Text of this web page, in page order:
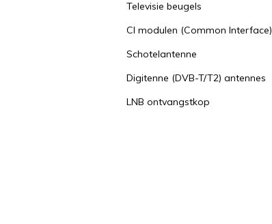
Televisie beugels
CI modulen (Common Interface)
Schotelantenne
Digitenne (DVB-T/T2) antennes
LNB ontvangstkop